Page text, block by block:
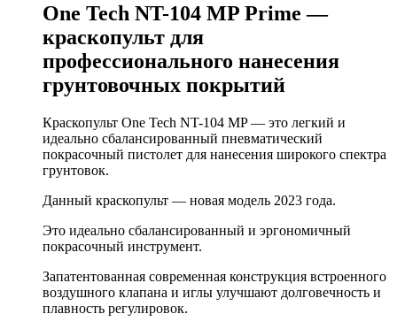
One Tech NT-104 MP Prime —
краскопульт для
профессионального нанесения
грунтовочных покрытий
Краскопульт One Tech NT-104 MP — это легкий и
идеально сбалансированный пневматический
покрасочный пистолет для нанесения широкого спектра
грунтовок.
Данный краскопульт — новая модель 2023 года.
Это идеально сбалансированный и эргономичный
покрасочный инструмент.
Запатентованная современная конструкция встроенного
воздушного клапана и иглы улучшают долговечность и
плавность регулировок.